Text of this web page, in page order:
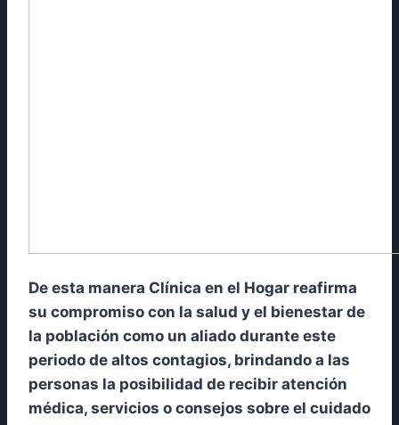
De esta manera Clínica en el Hogar reafirma
su compromiso con la salud y el bienestar de
la población como un aliado durante este
periodo de altos contagios, brindando a las
personas la posibilidad de recibir atención
médica, servicios o consejos sobre el cuidado